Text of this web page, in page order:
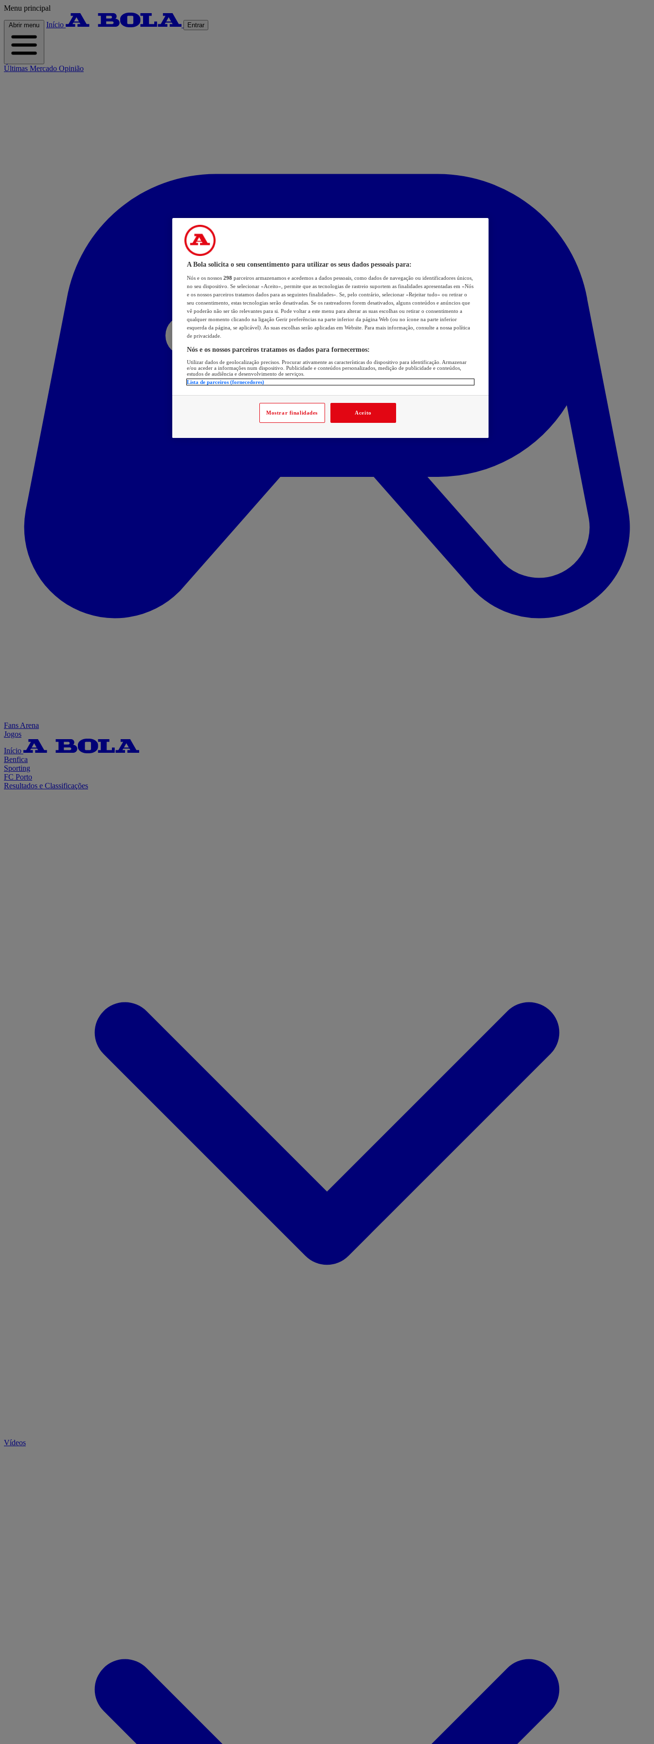
Menu principal
Abrir menu Início Entrar
Últimas Mercado Opinião
Fans Arena
Jogos
Início
Benfica
Sporting
FC Porto
Resultados e Classificações
Vídeos
A Bola solicita o seu consentimento para utilizar os seus dados pessoais para:
Nós e os nossos 298 parceiros armazenamos e acedemos a dados pessoais, como dados de navegação ou identificadores únicos,
no seu dispositivo. Se selecionar «Aceito», permite que as tecnologias de rastreio suportem as finalidades apresentadas em «Nós
e os nossos parceiros tratamos dados para as seguintes finalidades». Se, pelo contrário, selecionar «Rejeitar tudo» ou retirar o
seu consentimento, estas tecnologias serão desativadas. Se os rastreadores forem desativados, alguns conteúdos e anúncios que
vê poderão não ser tão relevantes para si. Pode voltar a este menu para alterar as suas escolhas ou retirar o consentimento a
qualquer momento clicando na ligação Gerir preferências na parte inferior da página Web (ou no ícone na parte inferior
esquerda da página, se aplicável). As suas escolhas serão aplicadas em Website. Para mais informação, consulte a nossa política
de privacidade.
Nós e os nossos parceiros tratamos os dados para fornecermos:
Utilizar dados de geolocalização precisos. Procurar ativamente as características do dispositivo para identificação. Armazenar
e/ou aceder a informações num dispositivo. Publicidade e conteúdos personalizados, medição de publicidade e conteúdos,
estudos de audiência e desenvolvimento de serviços.
Lista de parceiros (fornecedores)
Mostrar finalidades Aceito